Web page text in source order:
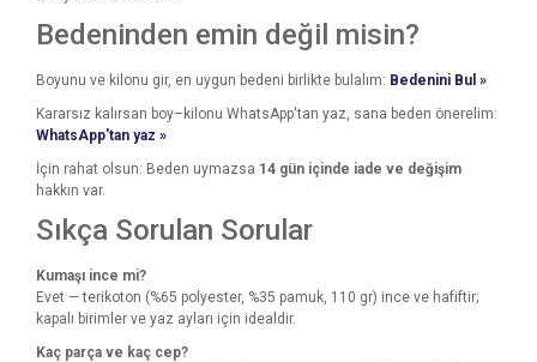
Bedeninden emin değil misin?
Boyunu ve kilonu gir, en uygun bedeni birlikte bulalım: Bedenini Bul »
Kararsız kalırsan boy–kilonu WhatsApp'tan yaz, sana beden önerelim:
WhatsApp'tan yaz »
İçin rahat olsun: Beden uymazsa 14 gün içinde iade ve değişim
hakkın var.
Sıkça Sorulan Sorular
Kumaşı ince mi?
Evet — terikoton (%65 polyester, %35 pamuk, 110 gr) ince ve hafiftir;
kapalı birimler ve yaz ayları için idealdir.
Kaç parça ve kaç cep?